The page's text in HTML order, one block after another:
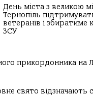
День міста з великою
Тернопіль
ветеранів і збиратиме
ЗСУ
прикордонника на
свято відзначають